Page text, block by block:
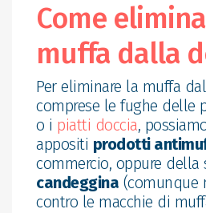
Come
muffa dalla
Per eliminare la muffa
comprese le fughe delle
o i piatti doccia,
appositi prodotti
commercio, oppure della
candeggina (comunque
contro le macchie di